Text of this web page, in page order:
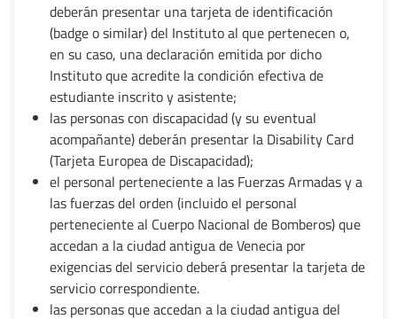
deberán presentar una tarjeta de identificación
(badge o similar) del Instituto al que pertenecen o,
en su caso, una declaración emitida por dicho
Instituto que acredite la condición efectiva de
estudiante inscrito y asistente;
las personas con discapacidad (y su eventual
acompañante) deberán presentar la Disability Card
(Tarjeta Europea de Discapacidad);
el personal perteneciente a las Fuerzas Armadas y a
las fuerzas del orden (incluido el personal
perteneciente al Cuerpo Nacional de Bomberos) que
accedan a la ciudad antigua de Venecia por
exigencias del servicio deberá presentar la tarjeta de
servicio correspondiente.
las personas que accedan a la ciudad antigua del